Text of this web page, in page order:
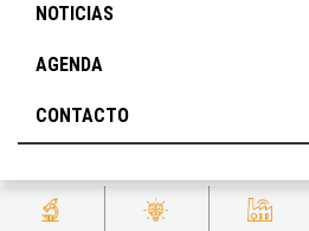
NOTICIAS
AGENDA
CONTACTO